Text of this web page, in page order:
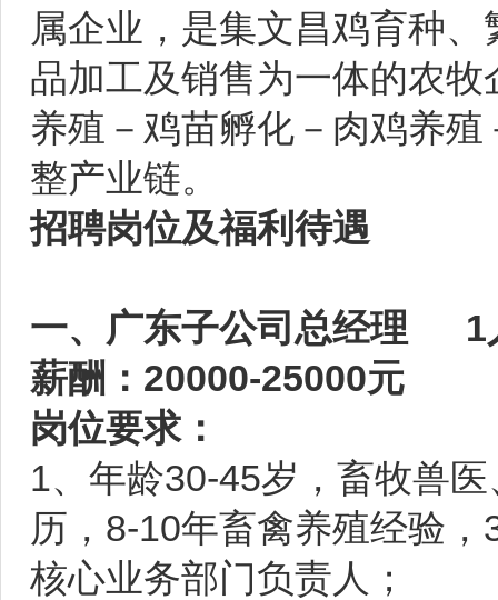
属企业，是集文昌鸡育种
品加工及销售为一体的农
养殖－鸡苗孵化－肉鸡养
整产业链。
招聘岗位及福利待遇
一、广东子公司总经理 1
薪酬：20000-25000元
岗位要求：
1、年龄30-45岁，畜牧兽
历，8-10年畜禽养殖经验
核心业务部门负责人；